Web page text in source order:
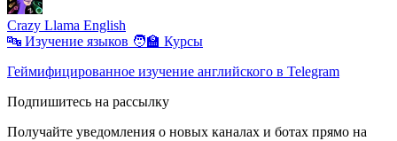
Crazy Llama English
🔤 Изучение языков 🧑‍🏫 Курсы
Геймифицированное изучение английского в Telegram
Подпишитесь на рассылку
Получайте уведомления о новых каналах и ботаx прямо на